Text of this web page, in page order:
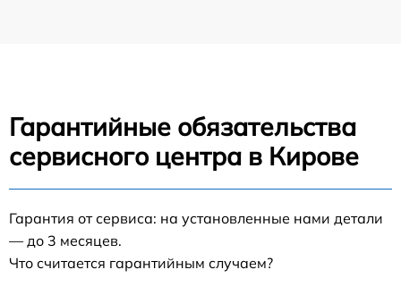
Гарантийные обязательства
сервисного центра в Кирове
Гарантия от сервиса: на установленные нами детали
— до 3 месяцев.
Что считается гарантийным случаем?